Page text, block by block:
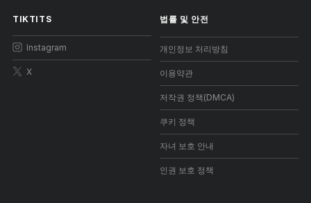
TIKTITS
Instagram
X
법률 및 안전
개인정보 처리방침
이용약관
저작권 정책(DMCA)
쿠키 정책
자녀 보호 안내
인권 보호 정책